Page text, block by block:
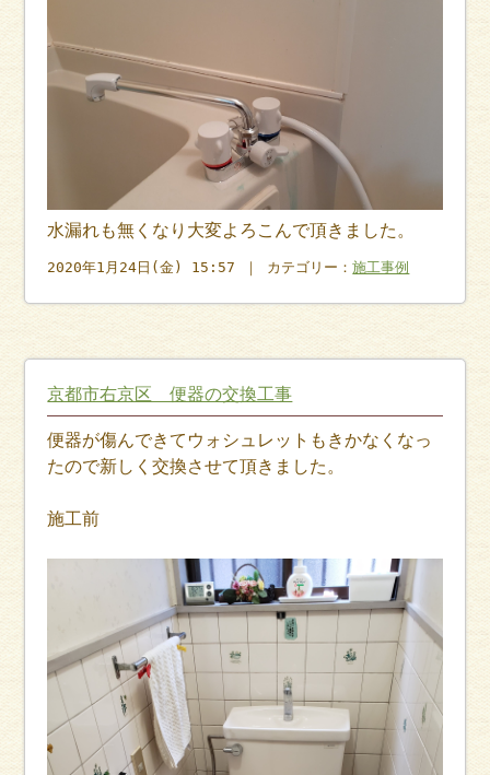
水漏れも無くなり大変よろこんで頂きました。
2020年1月24日(金) 15:57 ｜ カテゴリー：施工事例
京都市右京区 便器の交換工事
便器が傷んできてウォシュレットもきかなくなっ
たので新しく交換させて頂きました。
施工前